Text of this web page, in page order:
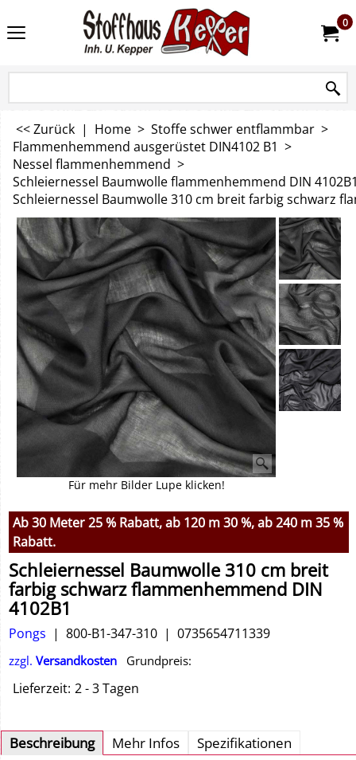
0
<< Zurück | Home > Stoffe schwer entflammbar >
Flammenhemmend ausgerüstet DIN4102 B1 >
Nessel flammenhemmend >
Schleiernessel Baumwolle flammenhemmend DIN
Schleiernessel Baumwolle 310 cm breit farbig schwarz
Für mehr Bilder Lupe klicken!
Ab 30 Meter 25 % Rabatt, ab 120 m 30 %, ab 240 m 35 %
Rabatt.
Schleiernessel Baumwolle 310 cm breit
farbig schwarz flammenhemmend DIN
4102B1
Pongs 800-B1-347-310 0735654711339
zzgl. Versandkosten Grundpreis:
Lieferzeit: 2 - 3 Tagen
Beschreibung Mehr Infos Spezifikationen